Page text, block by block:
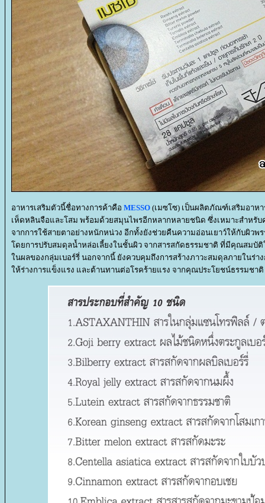
อาหารเสริมตัวนี้ชื่อทางการค้าคือ MESSO (เมซโซ) เป็นผลิตภัณฑ์เสริมอาห
เห็ดหลินจือและโสม พร้อมด้วยสมุนไพรอีกหลากหลายชนิด ซึ่งเหมาะสำหรั
จากการใช้สายตาอย่างหนักหน่วง อีกทั้งยังช่วยคืนความอ่อนเยาว์ให้กับผิว
ดยการปรับสมดุลน้ำหล่อเลี้ยงในชั้นผิว จากสารสกัดธรรมชาติ ที่มีคุณสมบั
นผลของกลุ่มเบอร์รี่ นอกจากนี้ ยังควบคุมถึงการสร้างภาวะสมดุลภายในร่าง
ห้ร่างการแข็งแรง และต้านทานต่อโรคร้ายแรง จากคุณประโยชน์ธรรมชา